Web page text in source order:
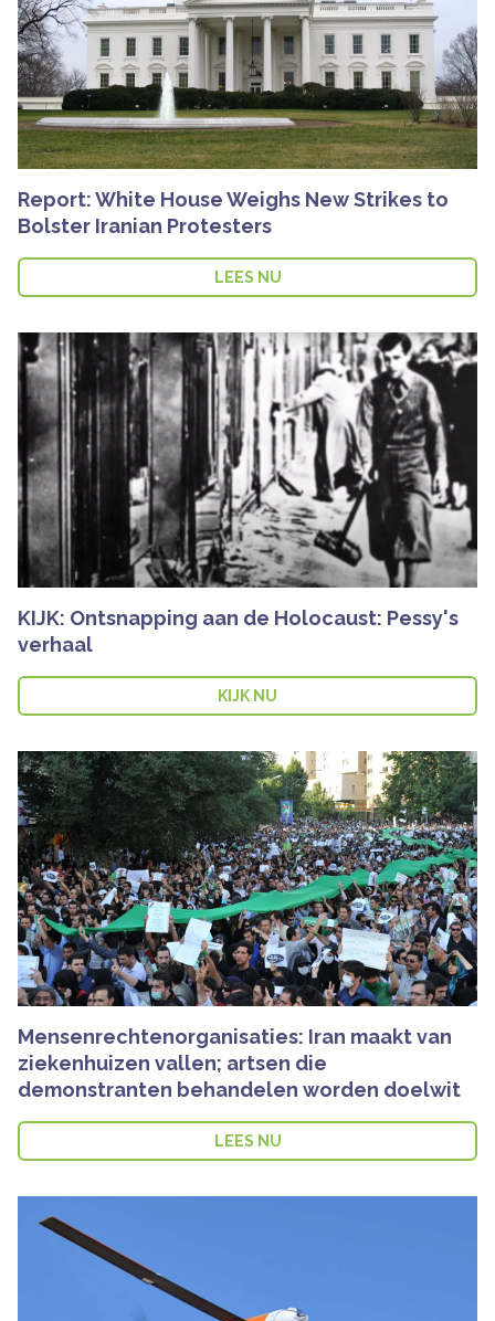
Report: White House Weighs New Strikes to
Bolster Iranian Protesters
LEES NU
KIJK: Ontsnapping aan de Holocaust: Pessy's
verhaal
KIJK NU
Mensenrechtenorganisaties: Iran maakt van
ziekenhuizen vallen; artsen die
demonstranten behandelen worden doelwit
LEES NU